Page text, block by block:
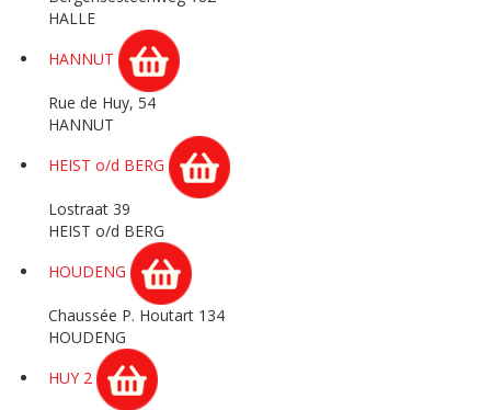
HALLE
HANNUT
Rue de Huy, 54
HANNUT
HEIST o/d BERG
Lostraat 39
HEIST o/d BERG
HOUDENG
Chaussée P. Houtart 134
HOUDENG
HUY 2